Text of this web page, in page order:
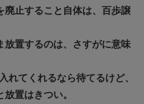
廃止すること自体は、百歩譲
放置するのは、さすがに意味
れてくれるなら待てるけど、
置はきつい。